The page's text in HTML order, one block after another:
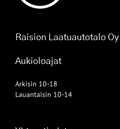
Raision Laatuautotalo Oy
Aukioloajat
Arkisin 10-18
Lauantaisin 10-14